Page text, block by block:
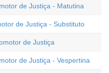
de Justiça - Matutina
de Justiça - Substituto
de Justiça
de Justiça - Vespertina